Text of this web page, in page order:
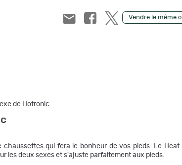
Vendre le même
de Hotronic.
qui fera le bonheur de vos pieds. Le Heat
les deux sexes et s'ajuste parfaitement aux pieds.